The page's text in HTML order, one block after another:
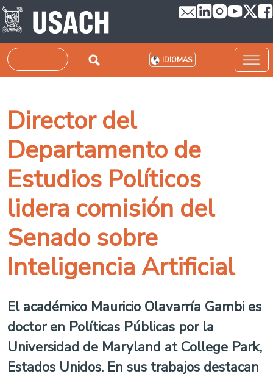
Pasar al contenido principal
Buscar IDIOMAS
Director del
Departamento de
Estudios Políticos
lidera comisión del
Senado sobre
Inteligencia Artificial
El académico Mauricio Olavarría Gambi es
doctor en Políticas Públicas por la
Universidad de Maryland at College Park,
Estados Unidos. En sus trabajos destacan